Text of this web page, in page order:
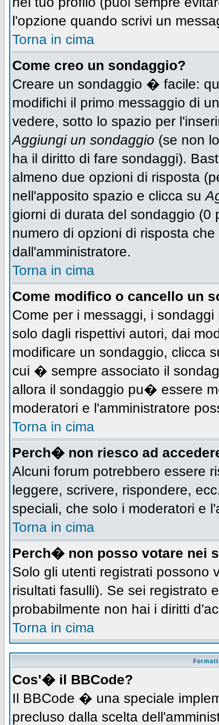
l'opzione quando scrivi un
Torna in cima
Come creo un sondaggio?
Creare un sondaggio � facile:
modifichi il primo messaggio di
vedere, sotto lo spazio per
Aggiungi un sondaggio (se non
ha il diritto di fare sondaggi).
almeno due opzioni di risposta
nell'apposito spazio e clicca su
giorni di durata del sondaggio
numero di opzioni di risposta
dall'amministratore.
Torna in cima
Come modifico o cancello un
Come per i messaggi, i
solo dagli rispettivi autori, dai
modificare un sondaggio, clicca
cui � sempre associato il
allora il sondaggio pu� essere
moderatori e l'amministratore
Torna in cima
Perch� non riesco ad
Alcuni forum potrebbero essere
leggere, scrivere, rispondere,
speciali, che solo i moderatori e
Torna in cima
Perch� non posso votare nei
Solo gli utenti registrati possono
risultati fasulli). Se sei registrato
probabilmente non hai i diritti
Torna in cima
Cos'� il BBCode?
Il BBCode � una speciale
precluso dalla scelta